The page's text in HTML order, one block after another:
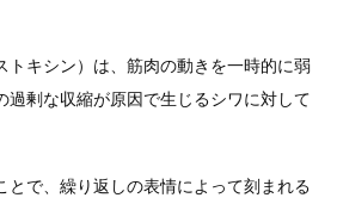
トキシン）は、筋肉の動きを一時的に弱
過剰な収縮が原因で生じるシワに対して
とで、繰り返しの表情によって刻まれる